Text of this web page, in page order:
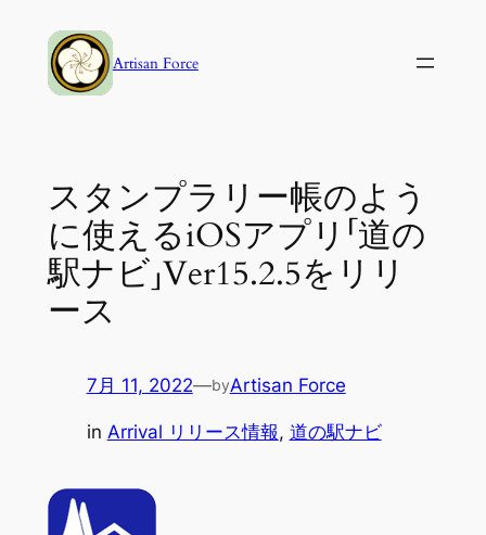
Artisan Force
スタンプラリー帳のよう
に使えるiOSアプリ「道の
駅ナビ」Ver15.2.5をリリ
ース
7月 11, 2022—byArtisan Force
in Arrival リリース情報, 道の駅ナビ